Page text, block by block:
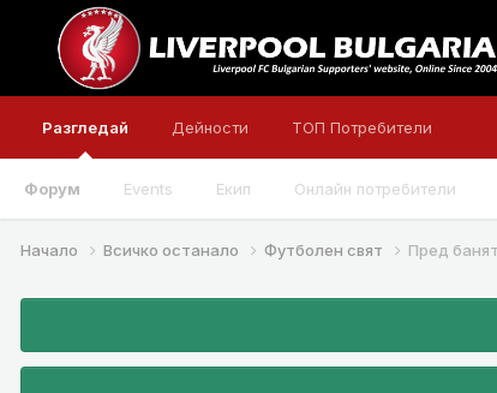
Разгледай
Форум Events Екип Онлайн потребители
Дейности ТОП Потребители
Начало Всичко останало Футболен свят Пред